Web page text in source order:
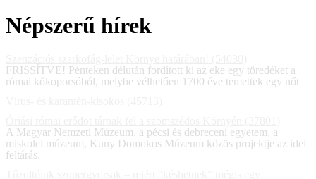
Népszerű hírek
FRISSÍTVE! Pénteken délután fordított ki az eke egy töredéket a
római kőkoporsóból, melybe vélhetően 1700 éve temettek egy nőt
A Magyar Nemzeti Múzeum, a pécsi és debreceni egyetem, a
miskolci múzeum, Kuny Domokos Múzeum közös projektje az idei
feltárás.